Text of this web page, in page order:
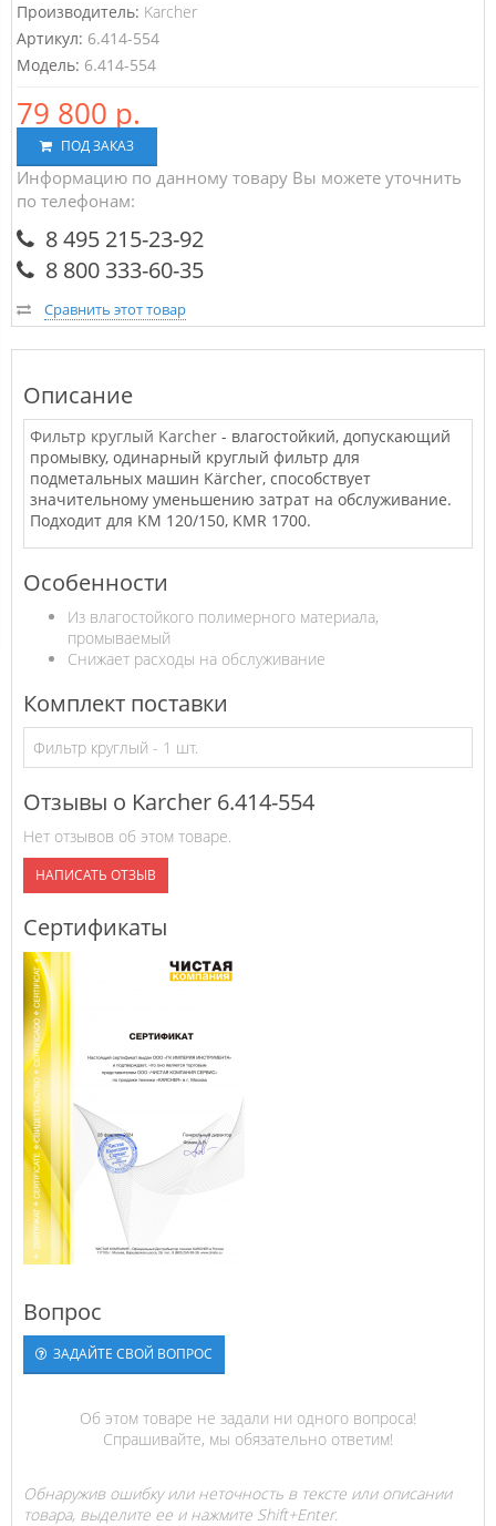
Производитель: Karcher
Артикул: 6.414-554
Модель: 6.414-554
79 800 р.
ПОД ЗАКАЗ
Информацию по данному товару Вы можете уточнить
по телефонам:
8 495 215-23-92
8 800 333-60-35
Сравнить этот товар
Описание
Фильтр круглый Karcher - влагостойкий, допускающий
промывку, одинарный круглый фильтр для
подметальных машин Kärcher, способствует
значительному уменьшению затрат на обслуживание.
Подходит для KM 120/150, KMR 1700.
Особенности
Из влагостойкого полимерного материала,
промываемый
Снижает расходы на обслуживание
Комплект поставки
Фильтр круглый - 1 шт.
Отзывы о Karcher 6.414-554
Нет отзывов об этом товаре.
НАПИСАТЬ ОТЗЫВ
Сертификаты
Вопрос
ЗАДАЙТЕ СВОЙ ВОПРОС
Об этом товаре не задали ни одного вопроса!
Спрашивайте, мы обязательно ответим!
Обнаружив ошибку или неточность в тексте или описании
товара, выделите ее и нажмите Shift+Enter.